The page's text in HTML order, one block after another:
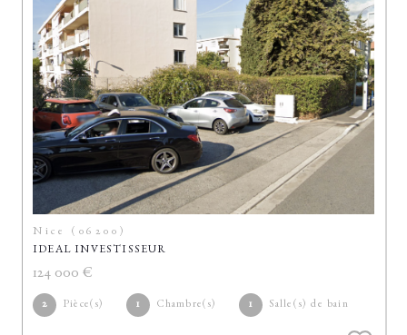
Nice (06200)
IDEAL INVESTISSEUR
124 000 €
2 Pièce(s) 1 Chambre(s) 1 Salle(s) de bain